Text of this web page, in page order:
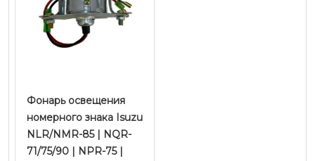
Фонарь освещения
номерного знака Isuzu
NLR/NMR-85 | NQR-
71/75/90 | NPR-75 |